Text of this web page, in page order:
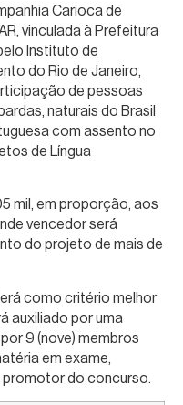
Carioca de
vinculada à Prefeitura
Instituto de
do Rio de Janeiro,
de pessoas
naturais do Brasil
com assento no
de Língua
mil, em proporção, aos
vencedor será
do projeto de mais de
como critério melhor
auxiliado por uma
9 (nove) membros
em exame,
do concurso.